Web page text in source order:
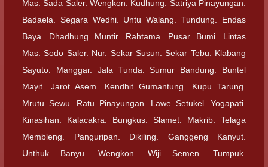
Mas. Sada Saler. Wengkon. Kudhung. Satriya Pinayungan.
Badaela. Segara Wedhi. Untu Walang. Tundung. Endas
Baya. Dhadhung Muntir. Rahtama. Pusar Bumi. Lintas
Mas. Sodo Saler. Nur. Sekar Susun. Sekar Tebu. Klabang
Sayuto. Manggar. Jala Tunda. Sumur Bandung. Buntel
Mayit. Jarot Asem. Kendhit Gumantung. Kupu Tarung.
Mrutu Sewu. Ratu Pinayungan. Lawe Setukel. Yogapati.
Kinasihan. Kalacakra. Bungkus. Slamet. Makrib. Telaga
Membleng. Panguripan. Dikiling. Ganggeng Kanyut.
Unthuk Banyu. Wengkon. Wiji Semen. Tumpuk.